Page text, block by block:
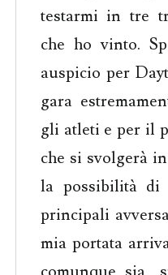
testarmi in tre
che ho vinto.
auspicio per
gara
gli atleti e per il
che si svolgerà
la possibilità
principali
mia portata